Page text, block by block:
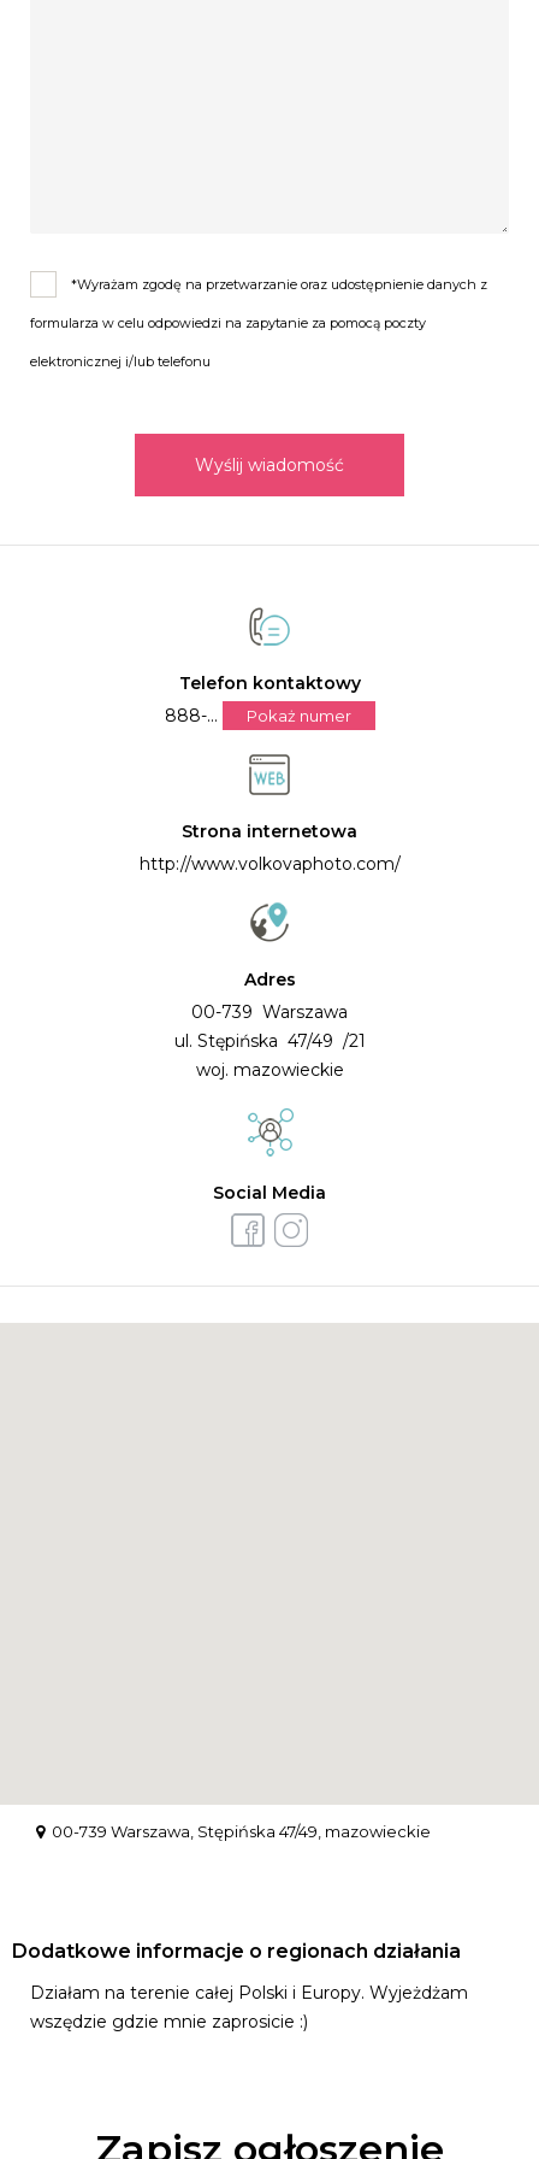
*Wyrażam zgodę na przetwarzanie oraz udostępnienie danych z
formularza w celu odpowiedzi na zapytanie za pomocą poczty
elektronicznej i/lub telefonu
Wyślij wiadomość
Telefon kontaktowy
888-...
Pokaż numer
Strona internetowa
http://www.volkovaphoto.com/
Adres
00-739 Warszawa
ul. Stępińska 47/49 /21
woj. mazowieckie
Social Media
00-739 Warszawa, Stępińska 47/49, mazowieckie
Dodatkowe informacje o regionach działania
Działаm na terenie całej Polski i Europy. Wyjeżdżam
wszędzie gdzie mnie zaprosicie :)
Zapisz ogłoszenie